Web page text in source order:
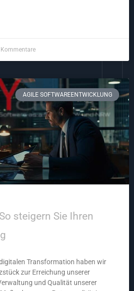
Kommentare
AGILE SOFTWAREENTWICKLUNG
steigern Sie Ihren
Transformation haben wir
zur Erreichung unserer
und Qualität unserer